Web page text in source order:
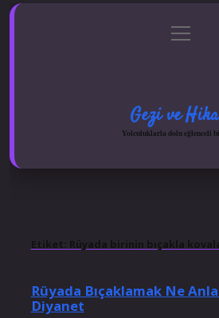
Gizlilik Politikası
menüyü
aç
Gezi ve
Yolculuklarla dolu eğlenceli
Etiket: Rüyada birinin bıçakla
Rüyada Bıçaklamak Ne
Diyanet